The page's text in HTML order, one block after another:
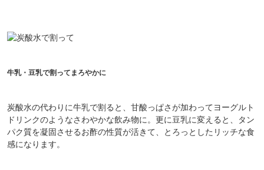
牛乳・豆乳で割ってまろやかに
炭酸水の代わりに牛乳で割ると、甘酸っぱさが加わってヨーグルト
ドリンクのようなさわやかな飲み物に。更に豆乳に変えると、タン
パク質を凝固させるお酢の性質が活きて、とろっとしたリッチな食
感になります。